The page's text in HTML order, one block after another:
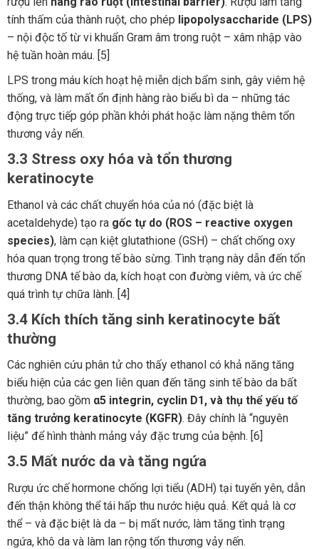
tính thấm của thành ruột, cho phép lipopolysaccharide (LPS)
– nội độc tố từ vi khuẩn Gram âm trong ruột – xâm nhập vào
hệ tuần hoàn máu. [5]
LPS trong máu kích hoạt hệ miễn dịch bẩm sinh, gây viêm hệ
thống, và làm mất ổn định hàng rào biểu bì da – những tác
động trực tiếp góp phần khởi phát hoặc làm nặng thêm tổn
thương vảy nến.
3.3 Stress oxy hóa và tổn thương
keratinocyte
Ethanol và các chất chuyển hóa của nó (đặc biệt là
acetaldehyde) tạo ra gốc tự do (ROS – reactive oxygen
species), làm cạn kiệt glutathione (GSH) – chất chống oxy
hóa quan trọng trong tế bào sừng. Tình trạng này dẫn đến tổn
thương DNA tế bào da, kích hoạt con đường viêm, và ức chế
quá trình tự chữa lành. [4]
3.4 Kích thích tăng sinh keratinocyte bất
thường
Các nghiên cứu phân tử cho thấy ethanol có khả năng tăng
biểu hiện của các gen liên quan đến tăng sinh tế bào da bất
thường, bao gồm α5 integrin, cyclin D1, và thụ thể yếu tố
tăng trưởng keratinocyte (KGFR). Đây chính là “nguyên
liệu” để hình thành mảng vảy đặc trưng của bệnh. [6]
3.5 Mất nước da và tăng ngứa
Rượu ức chế hormone chống lợi tiểu (ADH) tại tuyến yên, dẫn
đến thận không thể tái hấp thu nước hiệu quả. Kết quả là cơ
thể – và đặc biệt là da – bị mất nước, làm tăng tình trạng
ngứa, khô da và làm lan rộng tổn thương vảy nến.